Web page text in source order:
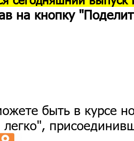
на кнопку
быть в курсе